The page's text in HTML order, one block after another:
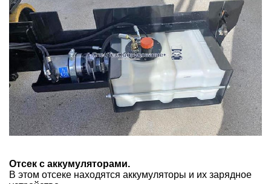
Отсек с аккумуляторами.
В этом отсеке находятся аккумуляторы и их зарядное